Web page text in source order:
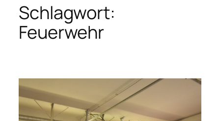
Schlagwort:
Feuerwehr